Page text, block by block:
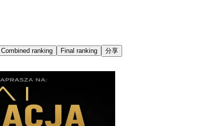
Combined ranking Final ranking 分享